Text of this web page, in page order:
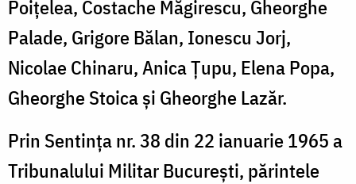
Poițelea, Costache Măgirescu, Gheorghe
Palade, Grigore Bălan, Ionescu Jorj,
Nicolae Chinaru, Anica Țupu, Elena Popa,
Gheorghe Stoica și Gheorghe Lazăr.
Prin Sentința nr. 38 din 22 ianuarie 1965 a
Tribunalului Militar București, părintele